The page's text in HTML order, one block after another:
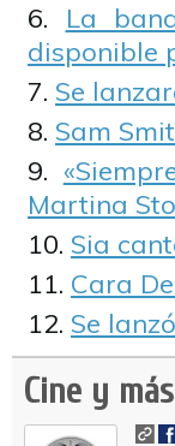
La
disponible
Se
Sam
Martina
Sia
Cara
Se
Cine y